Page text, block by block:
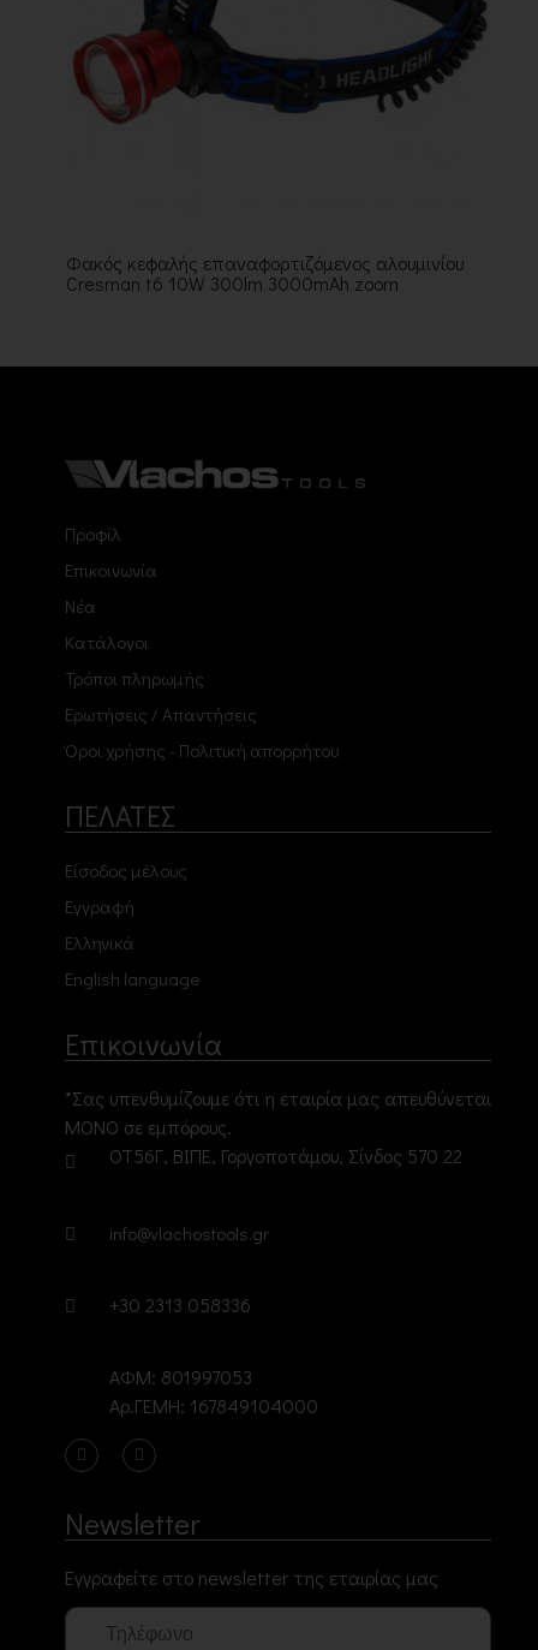
Φακός κεφαλής επαναφορτιζόμενος αλουμινίου
Cresman t6 10W 300lm 3000mAh zoom
Προφίλ
Επικοινωνία
Νέα
Κατάλογοι
Τρόποι πληρωμής
Ερωτήσεις / Απαντήσεις
Όροι χρήσης - Πολιτική απορρήτου
ΠΕΛΑΤΕΣ
Είσοδος μέλους
Εγγραφή
Ελληνικά
English language
Επικοινωνία
*Σας υπενθυμίζουμε ότι η εταιρία μας απευθύνεται
ΜΟΝΟ σε εμπόρους.
ΟΤ56Γ, ΒΙΠΕ, Γοργοποτάμου, Σίνδος 570 22
info@vlachostools.gr
+30 2313 058336
ΑΦΜ: 801997053
Αρ.ΓΕΜΗ: 167849104000
Newsletter
Εγγραφείτε στο newsletter της εταιρίας μας